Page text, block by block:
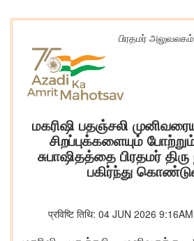
பிரதமர் அலுவலகம்
மகரிஷி பதஞ்சலி
சிறப்புக்களையும்
சுபாஷிதத்தை பிரதமர்
பகிர்ந்து
प्रविष्टि तिथि: 04 JUN 2026